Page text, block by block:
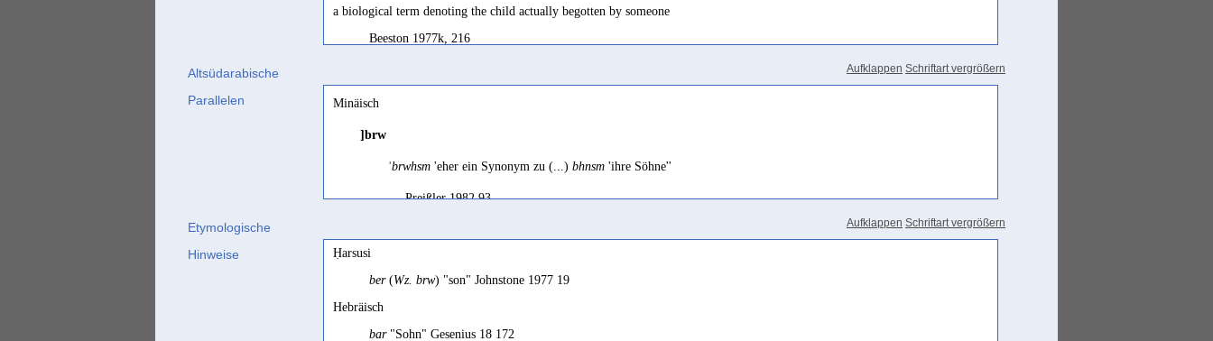
a biological term denoting the child actually begotten by someone
Beeston 1977k, 216
Beeston 1973, 449
SD, 32; SD, 32
child; son
Biella 1982, 56
descendant
Altsüdarabische
Parallelen
Aufklappen Schriftart vergrößern
Minäisch
]brw
ʾbrwhsm 'eher ein Synonym zu (...) bhnsm 'ihre Söhne''
Preißler 1982 93
Etymologische
Hinweise
Aufklappen Schriftart vergrößern
Ḥarsusi
ber(Wz. brw) "son" Johnstone 1977 19
Hebräisch
bar"Sohn" Gesenius 18 172